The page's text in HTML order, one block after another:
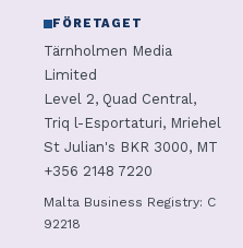
FÖRETAGET
Tärnholmen Media
Limited
Level 2, Quad Central,
Triq l-Esportaturi, Mriehel
St Julian's BKR 3000, MT
+356 2148 7220
Malta Business Registry: C
92218